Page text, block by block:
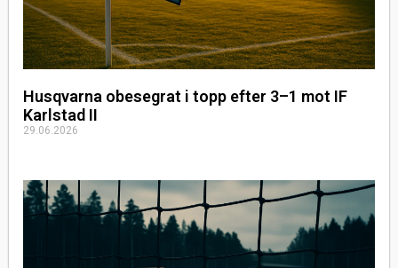
Husqvarna obesegrat i topp efter 3–1 mot IF
Karlstad II
29.06.2026